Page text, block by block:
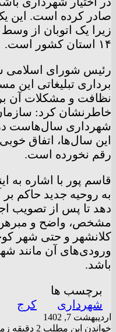
صادر کرده است. این
زیرا یک اتوبان از
۱۴ استان کشور است.
رئیس شورای اسلامی
برداری تبلیغاتی این
نظافت و مشکلات آن
خاطرنشان کرد:
شهرداری سال‌هاست در
این سال‌ها، اتفاق
رقم نخورده است.
قاسم پور با اشاره به
به روحیه جدید حاکم بر
دهد تا پس از تصویب
مشخص، واضح و
کلانشهر و حتی شهر
ورودی‌های آن مانند
باشد.
برچسب ها
شهرداری
کرج
اردیبهشت 7, 1402
خواندن این مطلب 2 دقیقه زمان میبرد